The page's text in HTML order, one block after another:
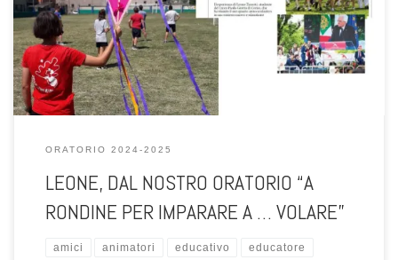
volando, ma non ti muovi”. Poi ho trovato il coraggio di dire: mi butto.
Mi lancio in un’esperienza nuova, pronto a fare del mio per lasciare il
mondo un pochino migliore di come l’ho trovato».
ORATORIO 2024-2025
LEONE, DAL NOSTRO ORATORIO “A
RONDINE PER IMPARARE A … VOLARE”
amici animatori educativo educatore